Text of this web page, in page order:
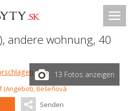
andere wohnung, 40
13 Fotos anzeigen
Senden